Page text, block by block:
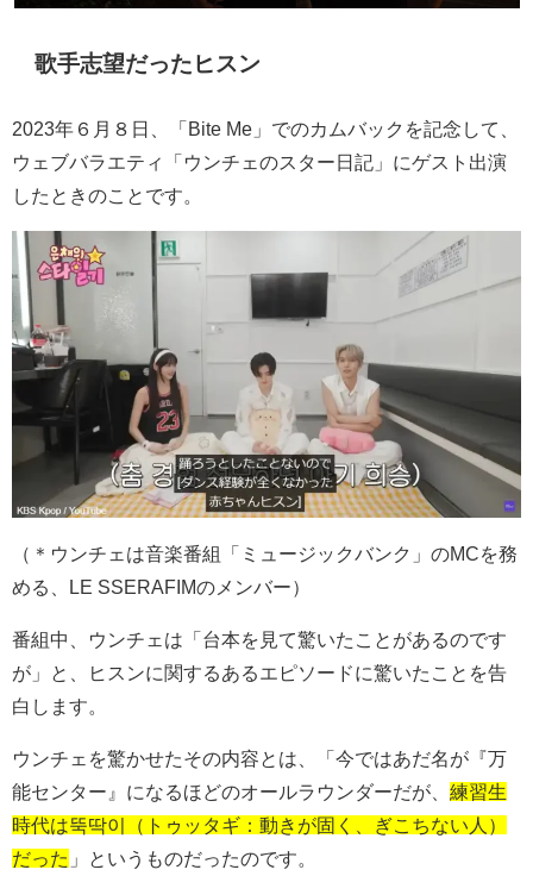
歌手志望だったヒスン
2023年６月８日、「 Bite Me 」でのカムバックを記念して、
ウェブバラエティ「ウンチェのスター日記」にゲスト出演
したときのことです。
（＊ウンチェは音楽番組「ミュージックバンク」のMCを務
める、
LE SSERAFIMのメンバー）
番組中、ウンチェは「台本を見て驚いたことがあるのです
が」と、ヒスンに関するあるエピソードに驚いたことを告
白します。
ウンチェを驚かせたその内容とは、「今ではあだ名が『万
能センター』になるほどのオールラウンダーだが、 練習生
時代は뚝딱이（トゥッタギ：動きが固く、ぎこちない人）
だった 」というものだったのです。